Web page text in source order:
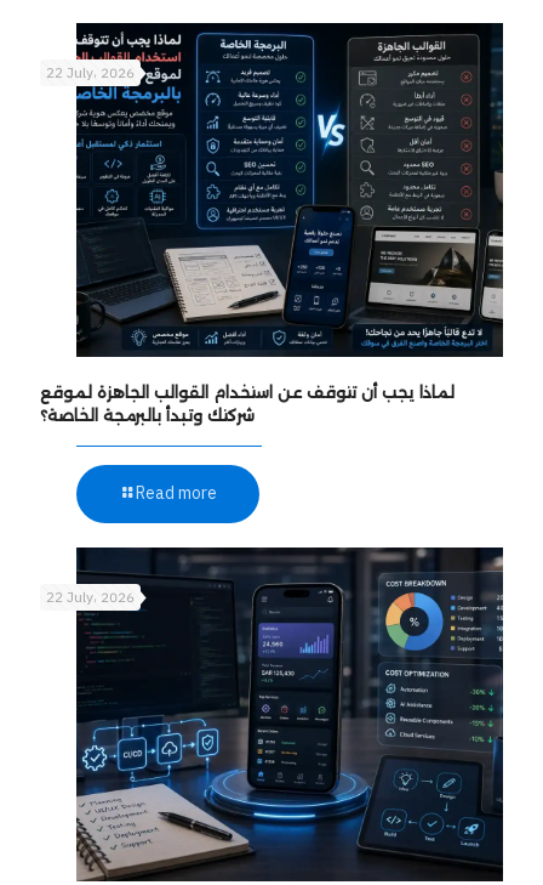
22 July، 2026
لماذا يجب أن تتوقف عن استخدام القوالب الجاهزة لموقع
شركتك وتبدأ بالبرمجة الخاصة؟
Read more
22 July، 2026